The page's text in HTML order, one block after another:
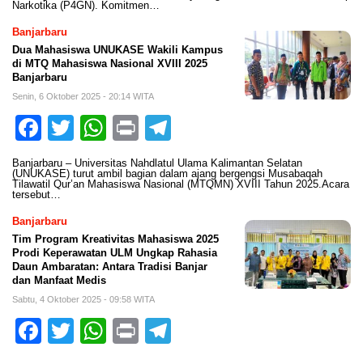
Narkotika (P4GN). Komitmen…
Banjarbaru
Dua Mahasiswa UNUKASE Wakili Kampus
di MTQ Mahasiswa Nasional XVIII 2025
Banjarbaru
Senin, 6 Oktober 2025 - 20:14 WITA
Facebook
TwitterWhatsApp
Print
Banjarbaru – Universitas Nahdlatul Ulama Kalimantan Selatan
(UNUKASE) turut ambil bagian dalam ajang bergengsi Musabaqah
Tilawatil Qur’an Mahasiswa Nasional (MTQMN) XVIII Tahun 2025.Acara
tersebut…
Banjarbaru
Tim Program Kreativitas Mahasiswa 2025
Prodi Keperawatan ULM Ungkap Rahasia
Daun Ambaratan: Antara Tradisi Banjar
dan Manfaat Medis
Sabtu, 4 Oktober 2025 - 09:58 WITA
Facebook
TwitterWhatsApp
Print